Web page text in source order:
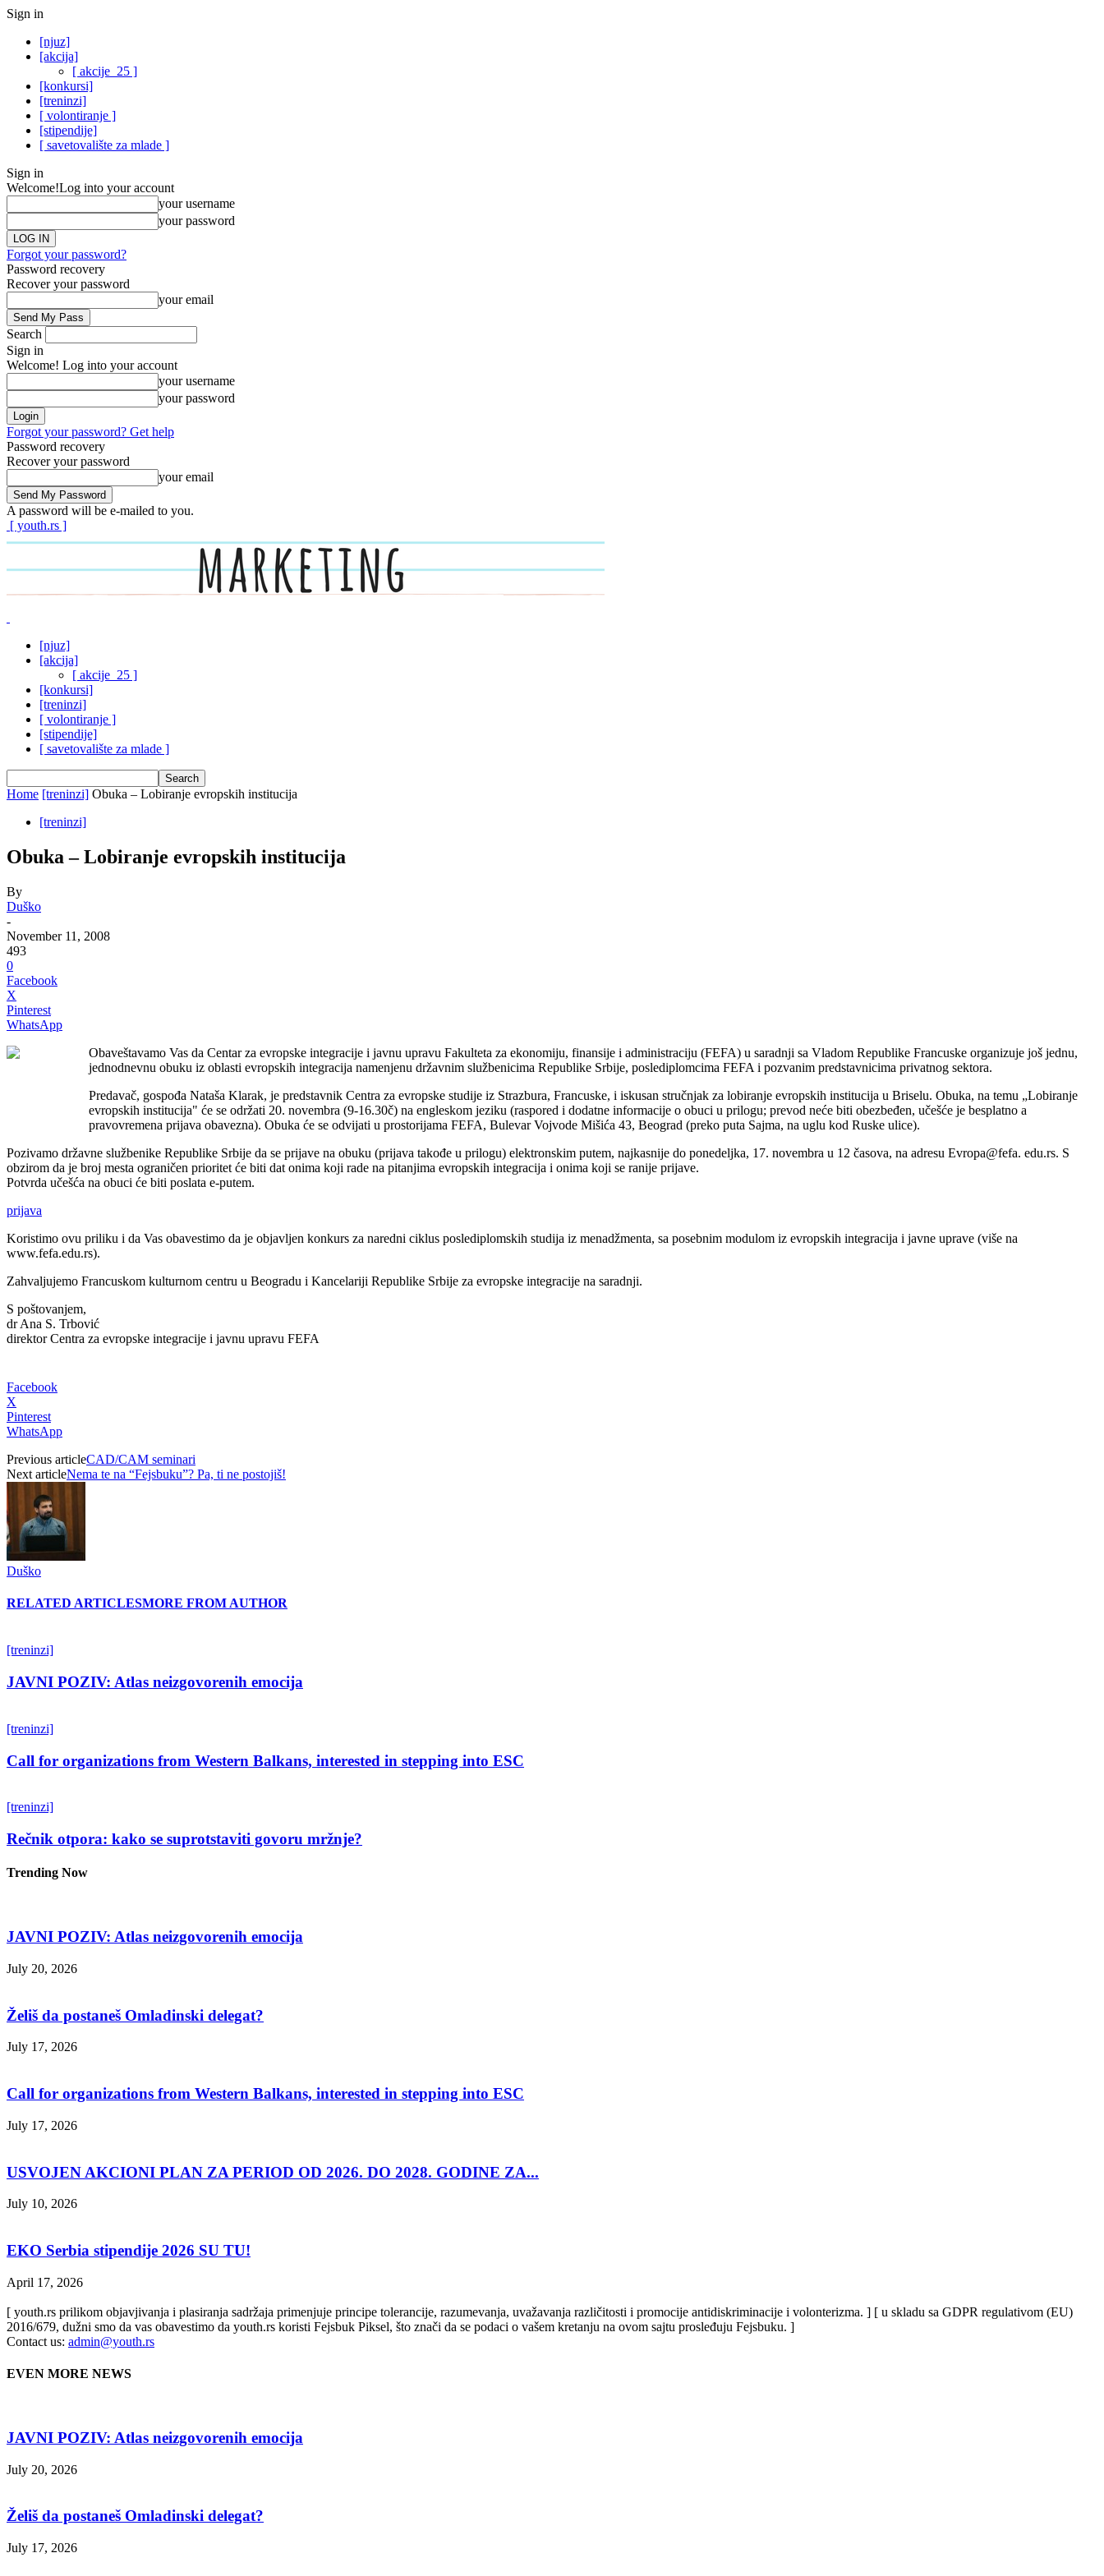
Sign in
[njuz]
[akcija]
[ akcije_25 ]
[konkursi]
[treninzi]
[ volontiranje ]
[stipendije]
[ savetovalište za mlade ]
Sign in
Welcome!Log into your account
your username
your password
Forgot your password?
Password recovery
Recover your password
your email
Search
Sign in
Welcome! Log into your account
your username
your password
Forgot your password? Get help
Password recovery
Recover your password
your email
A password will be e-mailed to you.
[ youth.rs ]
[njuz]
[akcija]
[ akcije_25 ]
[konkursi]
[treninzi]
[ volontiranje ]
[stipendije]
[ savetovalište za mlade ]
Home [treninzi] Obuka – Lobiranje evropskih institucija
[treninzi]
Obuka – Lobiranje evropskih institucija
By
Duško
-
November 11, 2008
493
0
Facebook
X
Pinterest
WhatsApp
Obaveštavamo Vas da Centar za evropske integracije i javnu upravu Fakulteta za ekonomiju, finansije i administraciju (FEFA) u saradnji sa Vladom Republike Francuske organizuje još jednu,
jednodnevnu obuku iz oblasti evropskih integracija namenjenu državnim službenicima Republike Srbije, poslediplomcima FEFA i pozvanim predstavnicima privatnog sektora.
Predavač, gospođa Nataša Klarak, je predstavnik Centra za evropske studije iz Strazbura, Francuske, i iskusan stručnjak za lobiranje evropskih institucija u Briselu. Obuka, na temu „Lobiranje
evropskih institucija" će se održati 20. novembra (9-16.30č) na engleskom jeziku (raspored i dodatne informacije o obuci u prilogu; prevod neće biti obezbeđen, učešće je besplatno a
pravovremena prijava obavezna). Obuka će se odvijati u prostorijama FEFA, Bulevar Vojvode Mišića 43, Beograd (preko puta Sajma, na uglu kod Ruske ulice).
Pozivamo državne službenike Republike Srbije da se prijave na obuku (prijava takođe u prilogu) elektronskim putem, najkasnije do ponedeljka, 17. novembra u 12 časova, na adresu Evropa@fefa. edu.rs. S
obzirom da je broj mesta ograničen prioritet će biti dat onima koji rade na pitanjima evropskih integracija i onima koji se ranije prijave.
Potvrda učešća na obuci će biti poslata e-putem.
prijava
Koristimo ovu priliku i da Vas obavestimo da je objavljen konkurs za naredni ciklus poslediplomskih studija iz menadžmenta, sa posebnim modulom iz evropskih integracija i javne uprave (više na
www.fefa.edu.rs).
Zahvaljujemo Francuskom kulturnom centru u Beogradu i Kancelariji Republike Srbije za evropske integracije na saradnji.
S poštovanjem,
dr Ana S. Trbović
direktor Centra za evropske integracije i javnu upravu FEFA
Facebook
X
Pinterest
WhatsApp
Previous articleCAD/CAM seminari
Next articleNema te na “Fejsbuku”? Pa, ti ne postojiš!
Duško
RELATED ARTICLESMORE FROM AUTHOR
[treninzi]
JAVNI POZIV: Atlas neizgovorenih emocija
[treninzi]
Call for organizations from Western Balkans, interested in stepping into ESC
[treninzi]
Rečnik otpora: kako se suprotstaviti govoru mržnje?
Trending Now
JAVNI POZIV: Atlas neizgovorenih emocija
July 20, 2026
Želiš da postaneš Omladinski delegat?
July 17, 2026
Call for organizations from Western Balkans, interested in stepping into ESC
July 17, 2026
USVOJEN AKCIONI PLAN ZA PERIOD OD 2026. DO 2028. GODINE ZA...
July 10, 2026
EKO Serbia stipendije 2026 SU TU!
April 17, 2026
[ youth.rs prilikom objavjivanja i plasiranja sadržaja primenjuje principe tolerancije, razumevanja, uvažavanja različitosti i promocije antidiskriminacije i volonterizma. ] [ u skladu sa GDPR regulativom (EU)
2016/679, dužni smo da vas obavestimo da youth.rs koristi Fejsbuk Piksel, što znači da se podaci o vašem kretanju na ovom sajtu prosleđuju Fejsbuku. ]
Contact us: admin@youth.rs
EVEN MORE NEWS
JAVNI POZIV: Atlas neizgovorenih emocija
July 20, 2026
Želiš da postaneš Omladinski delegat?
July 17, 2026